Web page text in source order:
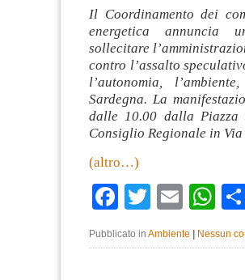
Il Coordinamento dei
energetica annuncia
sollecitare
contro l’assalto
l’autonomia,
Sardegna. La
dalle 10.00 dalla
Consiglio Regionale in
(altro…)
Facebook
TwitterEmail
Pubblicato in Ambiente Nessun